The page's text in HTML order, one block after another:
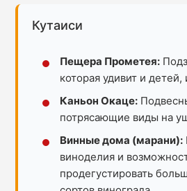
Кутаиси
Пещера Прометея:
которая удивит и детей,
Каньон Окаце:
потрясающие виды на
Винные дома (марани):
виноделия и
продегустировать